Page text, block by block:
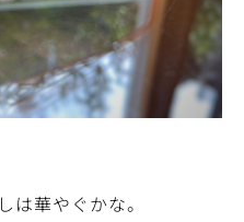
は華やぐかな。